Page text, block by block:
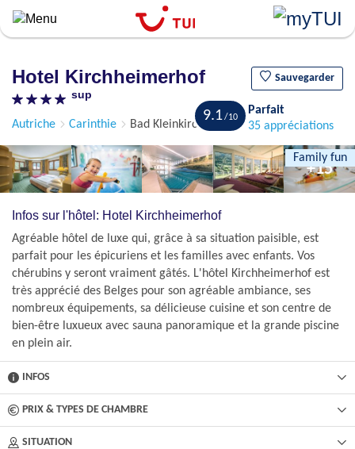
Aller
principal
Hotel Kirchheimerhof
sup
Sauvegarder
Autriche Carinthie Bad Kleinkirchheim
Family fun
9.1
Parfait
35 appréciations
+15
Infos sur l'hôtel: Hotel Kirchheimerhof
Agréable hôtel de luxe qui, grâce à sa situation paisible, est
parfait pour les épicuriens et les familles avec enfants. Vos
chérubins y seront vraiment gâtés. L'hôtel Kirchheimerhof est
très apprécié des Belges pour son agréable ambiance, ses
nombreux équipements, sa délicieuse cuisine et son centre de
bien-être luxueux avec sauna panoramique et la grande piscine
en plein air.
INFOS
PRIX & TYPES DE CHAMBRE
SITUATION